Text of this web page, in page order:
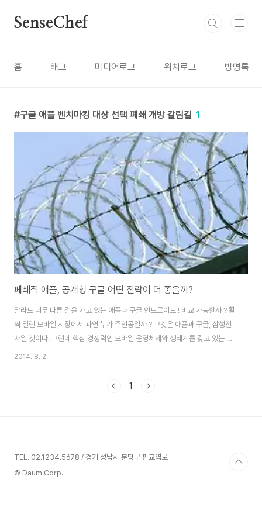
SenseChef
홈 태그 미디어로그 위치로그 방명록
구글 애플 벤치마킹 대상 선택 폐쇄 개방 갈림길 1
폐쇄적 애플, 공개형 구글 어떤 전략이 더 좋을까?
달라도 너무 다른 길을 가고 있는 애플과 구글 안드로이드 ! 비교 가능할까 ? 활
짝 열린 모바일 시장에서 과연 누가 주인공일까 ? 그것은 애플과 구글, 삼성전
자일 것이다. 그런데 핵심 경쟁력인 모바일 운영체제와 생태계를 갖고 있는 기
업으로 대상자를 한정하면 애플과 구글만이 남는다. 그런데 이들 둘은 달라도
들이 실행하는 폐쇄적 정책을 갖고 있다. 애플의 아이폰은 애플만이 위탁 생산
2014. 8. 2.
1
TEL. 02.1234.5678 / 경기 성남시 분당구 판교역로
© Daum Corp.